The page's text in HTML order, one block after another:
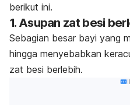
berikut ini.
1. Asupan zat besi
Sebagian besar bayi yang
hingga menyebabkan
zat besi berlebih.